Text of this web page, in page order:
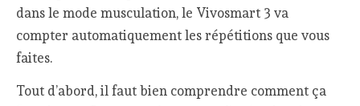
dans le mode musculation, le Vivosmart 3 va
compter automatiquement les répétitions que vous
faites.
Tout d’abord, il faut bien comprendre comment ça